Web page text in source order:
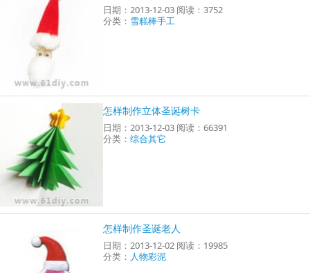
日期：2013-12-03 阅读：3752
分类： 雪糕棒手工
怎样制作立体圣诞树卡
日期：2013-12-03 阅读：66391
分类：综合其它
怎样制作圣诞老人
日期：2013-12-02 阅读：19985
分类： 人物彩泥